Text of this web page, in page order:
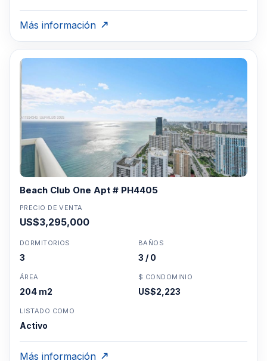
Más información
Beach Club One Apt # PH4405
PRECIO DE VENTA
US$3,295,000
DORMITORIOS
3
BAÑOS
3 / 0
ÁREA
204 m2
$ CONDOMINIO
US$2,223
LISTADO COMO
Activo
Más información